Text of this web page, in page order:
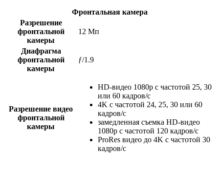
Фронтальная камера
Разрешение
фронтальной
камеры
12 Мп
Диафрагма
фронтальной
камеры
ƒ/1.9
Разрешение видео
фронтальной
камеры
HD-видео 1080p с частотой 25, 30
или 60 кадров/с
4K с частотой 24, 25, 30 или 60
кадров/с
замедленная съемка HD-видео
1080p с частотой 120 кадров/с
ProRes видео до 4K с частотой 30
кадров/с